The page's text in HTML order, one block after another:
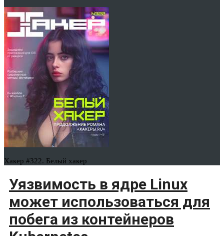
Хакер #322. Белый хакер
Уязвимость в ядре Linux
может использоваться для
побега из контейнеров